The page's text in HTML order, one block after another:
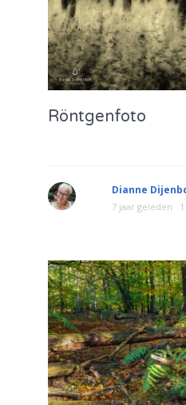
Röntgenfoto
Dianne
7 jaar geleden